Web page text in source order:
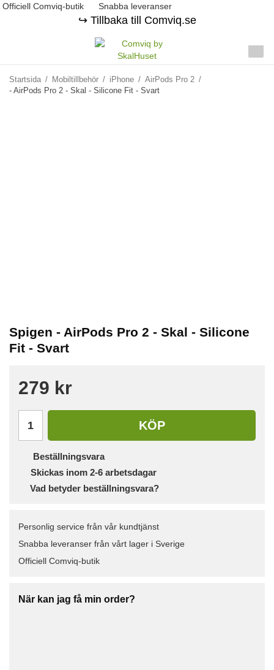
Officiell Comviq-butik Snabba leveranser
↪️ Tillbaka till Comviq.se
Startsida / Mobiltillbehör / iPhone / AirPods Pro 2 /
- AirPods Pro 2 - Skal - Silicone Fit - Svart
Spigen - AirPods Pro 2 - Skal - Silicone
Fit - Svart
279 kr
KÖP
Beställningsvara
Skickas inom 2-6 arbetsdagar
Vad betyder beställningsvara?
Personlig service från vår kundtjänst
Snabba leveranser från vårt lager i Sverige
Officiell Comviq-butik
När kan jag få min order?